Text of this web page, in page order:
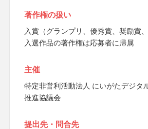
著作権の扱い
入賞（グランプリ、優秀賞、奨励賞
入選作品の著作権は応募者に帰属
主催
特定非営利活動法人 にいがたデジタ
推進協議会
提出先・問合先